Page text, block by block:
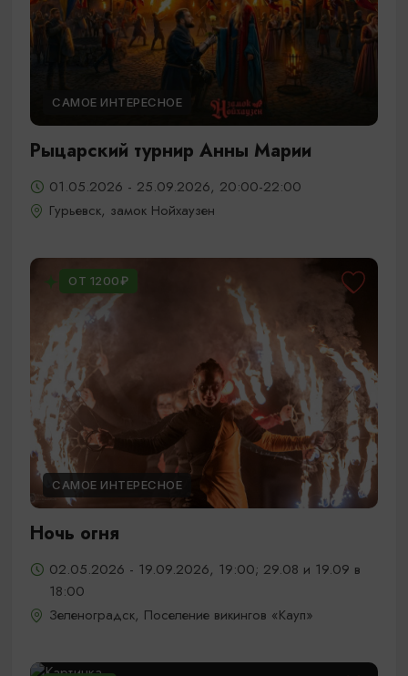
САМОЕ ИНТЕРЕСНОЕ
Рыцарский турнир Анны Марии
01.05.2026 - 25.09.2026, 20:00-22:00
Гурьевск, замок Нойхаузен
ОТ 1200₽
САМОЕ ИНТЕРЕСНОЕ
Ночь огня
02.05.2026 - 19.09.2026, 19:00; 29.08 и 19.09 в
18:00
Зеленоградск, Поселение викингов «Кауп»